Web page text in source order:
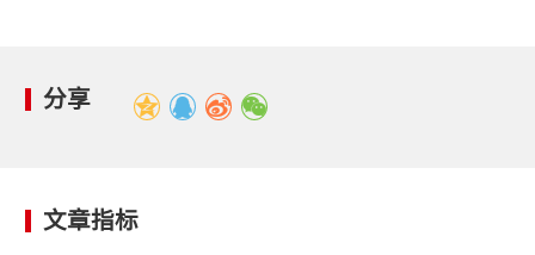
分享
文章指标